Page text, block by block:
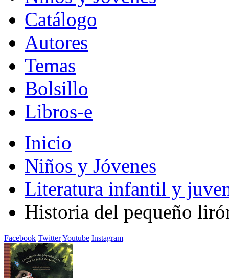
Catálogo
Autores
Temas
Bolsillo
Libros-e
Inicio
Niños y Jóvenes
Literatura infantil y
Historia del pequeño
Facebook TwitterYoutube Instagram